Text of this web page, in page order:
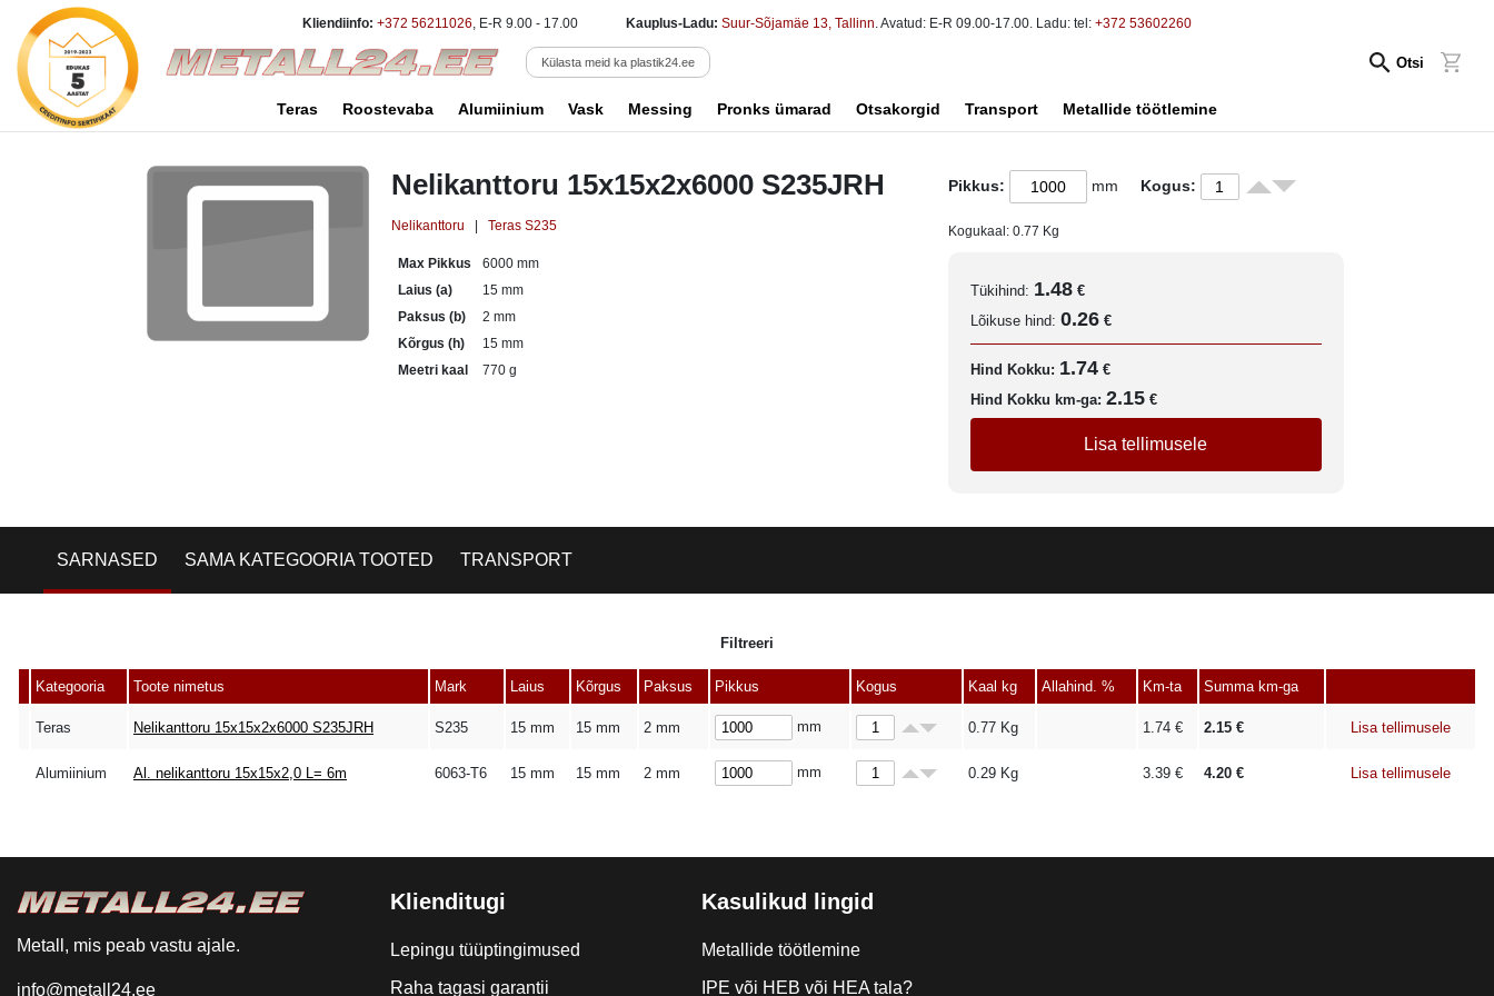
Kliendiinfo: +372 56211026, E-R 9.00 - 17.00 Kauplus-Ladu: Suur-Sõjamäe 13, Tallinn. Avatud: E-R 09.00-17.00. Ladu: tel: +372 53602260
Külasta meid ka plastik24.ee Otsi
Teras Roostevaba Alumiinium Vask Messing Pronks ümarad Otsakorgid Transport Metallide töötlemine
Nelikanttoru 15x15x2x6000 S235JRH
Nelikanttoru Teras S235
Max Pikkus
6000 mm
Laius (a)
15 mm
Paksus (b)
2 mm
Kõrgus (h)
15 mm
Meetri kaal
770 g
Pikkus: mm Kogus:
Kogukaal: 0.77 Kg
Tükihind: 1.48 €
Lõikuse hind: 0.26 €
Hind Kokku: 1.74 €
Hind Kokku km-ga: 2.15 €
Lisa tellimusele
SARNASED SAMA KATEGOORIA TOOTED TRANSPORT
Filtreeri
Kategooria Toote nimetus Mark Laius Kõrgus Paksus Pikkus Kogus Kaal kg Allahind. % Km-ta Summa km-ga
Teras Nelikanttoru 15x15x2x6000 S235JRH S235 15 mm 15 mm 2 mm mm 0.77 Kg 1.74 € 2.15 € Lisa tellimusele
Alumiinium Al. nelikanttoru 15x15x2,0 L= 6m 6063-T6 15 mm 15 mm 2 mm mm 0.29 Kg 3.39 € 4.20 € Lisa tellimusele
Metall, mis peab vastu ajale.
info@metall24.ee
Klienditugi
Lepingu tüüptingimused
Raha tagasi garantii
Kasulikud lingid
Metallide töötlemine
IPE või HEB või HEA tala?